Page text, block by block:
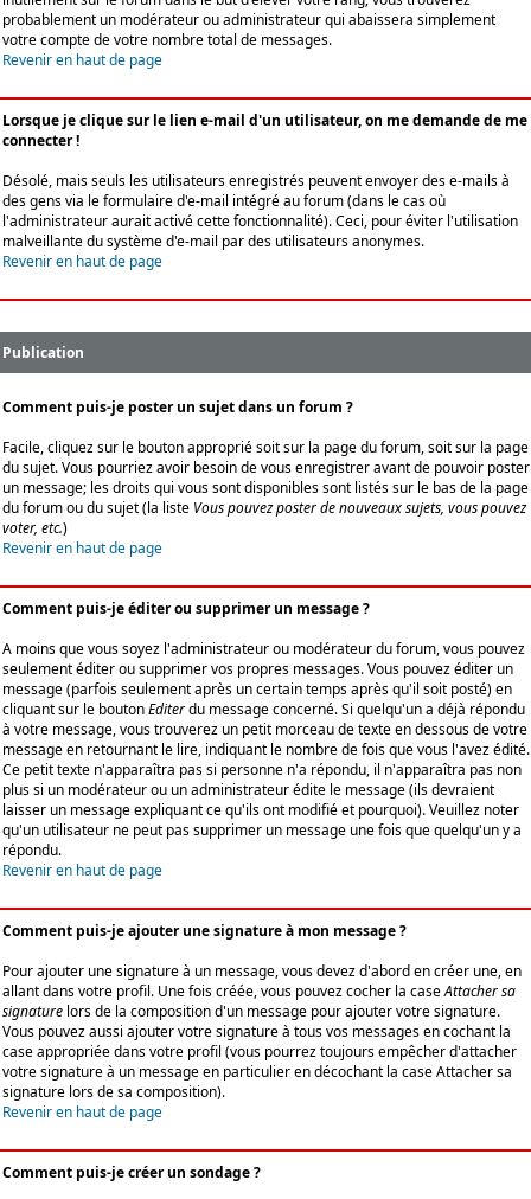
probablement un modérateur ou administrateur qui abaissera simplement
votre compte de votre nombre total de messages.
Revenir en haut de page
Lorsque je clique sur le lien e-mail d'un utilisateur, on me demande de me
connecter !
Désolé, mais seuls les utilisateurs enregistrés peuvent envoyer des e-mails à
des gens via le formulaire d'e-mail intégré au forum (dans le cas où
l'administrateur aurait activé cette fonctionnalité). Ceci, pour éviter l'utilisation
malveillante du système d'e-mail par des utilisateurs anonymes.
Revenir en haut de page
Publication
Comment puis-je poster un sujet dans un forum ?
Facile, cliquez sur le bouton approprié soit sur la page du forum, soit sur la page
du sujet. Vous pourriez avoir besoin de vous enregistrer avant de pouvoir poster
un message; les droits qui vous sont disponibles sont listés sur le bas de la page
du forum ou du sujet (la liste Vous pouvez poster de nouveaux sujets, vous pouvez
voter, etc.)
Revenir en haut de page
Comment puis-je éditer ou supprimer un message ?
A moins que vous soyez l'administrateur ou modérateur du forum, vous pouvez
seulement éditer ou supprimer vos propres messages. Vous pouvez éditer un
message (parfois seulement après un certain temps après qu'il soit posté) en
cliquant sur le boutonEditerdu message concerné. Si quelqu'un a déjà répondu
à votre message, vous trouverez un petit morceau de texte en dessous de votre
message en retournant le lire, indiquant le nombre de fois que vous l'avez édité.
Ce petit texte n'apparaîtra pas si personne n'a répondu, il n'apparaîtra pas non
plus si un modérateur ou un administrateur édite le message (ils devraient
laisser un message expliquant ce qu'ils ont modifié et pourquoi). Veuillez noter
qu'un utilisateur ne peut pas supprimer un message une fois que quelqu'un y a
répondu.
Revenir en haut de page
Comment puis-je ajouter une signature à mon message ?
Pour ajouter une signature à un message, vous devez d'abord en créer une, en
allant dans votre profil. Une fois créée, vous pouvez cocher la caseAttacher sa
signature lors de la composition d'un message pour ajouter votre signature.
Vous pouvez aussi ajouter votre signature à tous vos messages en cochant la
case appropriée dans votre profil (vous pourrez toujours empêcher d'attacher
votre signature à un message en particulier en décochant la case Attacher sa
signature lors de sa composition).
Revenir en haut de page
Comment puis-je créer un sondage ?